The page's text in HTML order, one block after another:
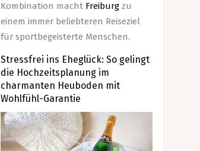
Kombination macht Freiburgzu
einem immer beliebteren Reiseziel
für sportbegeisterte Menschen.
Stressfrei ins Eheglück: So gelingt
die Hochzeitsplanung im
charmanten Heuboden mit
Wohlfühl-Garantie